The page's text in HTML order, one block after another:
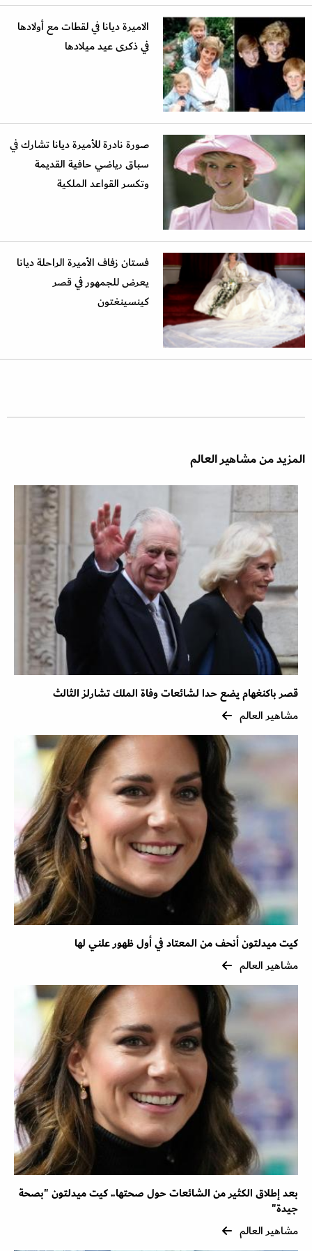
الاميرة ديانا في لقطات مع أولادها
في ذكرى عيد ميلادها
صورة نادرة للأميرة ديانا تشارك في
سباق رياضي حافية القديمة
وتكسر القواعد الملكية
فستان زفاف الأميرة الراحلة ديانا
يعرض للجمهور في قصر
كينسينغتون
المزيد من مشاهير العالم
قصر باكنغهام يضع حدا لشائعات وفاة الملك تشارلز الثالث
مشاهير العالم
كيت ميدلتون أنحف من المعتاد في أول ظهور علني لها
مشاهير العالم
بعد إطلاق الكثير من الشائعات حول صحتها.. كيت ميدلتون "بصحة
جيدة"
مشاهير العالم